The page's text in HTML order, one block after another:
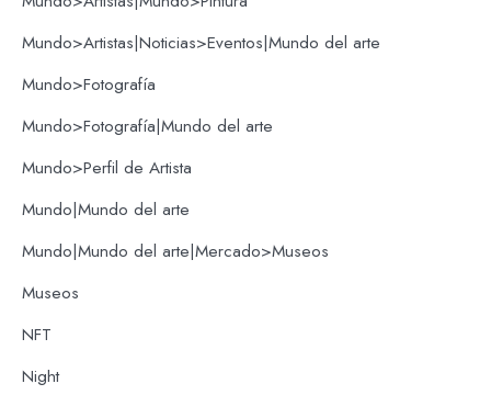
Mundo>Artistas|Noticias>Eventos|Mundo del arte
Mundo>Fotografía
Mundo>Fotografía|Mundo del arte
Mundo>Perfil de Artista
Mundo|Mundo del arte
Mundo|Mundo del arte|Mercado>Museos
Museos
NFT
Night